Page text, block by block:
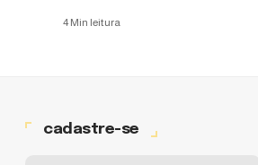
4 Min leitura
cadastre-se